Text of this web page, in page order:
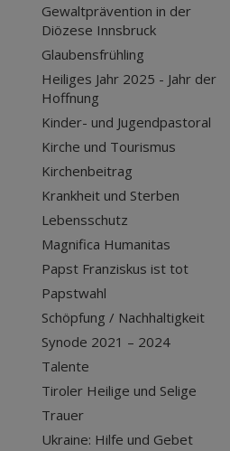
Gewaltprävention in der
Diözese Innsbruck
Glaubensfrühling
Heiliges Jahr 2025 - Jahr der
Hoffnung
Kinder- und Jugendpastoral
Kirche und Tourismus
Kirchenbeitrag
Krankheit und Sterben
Lebensschutz
Magnifica Humanitas
Papst Franziskus ist tot
Papstwahl
Schöpfung / Nachhaltigkeit
Synode 2021 – 2024
Talente
Tiroler Heilige und Selige
Trauer
Ukraine: Hilfe und Gebet